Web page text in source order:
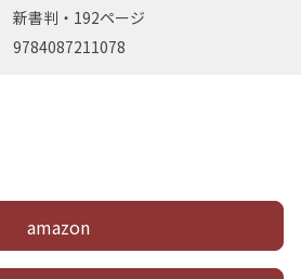
新書判・192ページ
9784087211078
amazon